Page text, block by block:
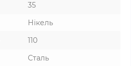
35
Нікель
110
Сталь